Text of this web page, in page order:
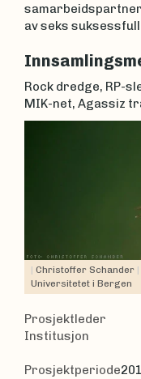
av seks
Rock dredge, RP-
MIK-net, Agassiz
| Christoffer Schander |
Universitetet i Bergen
Prosjektleder
Institusjon
Prosjektperiode